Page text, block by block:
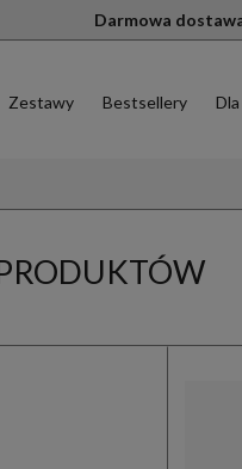
Darmowa
Zestawy Bestsellery